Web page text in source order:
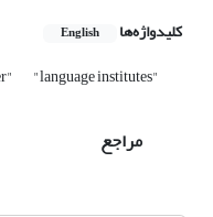
کلیدواژه‌ها English
"language institutes"
مراجع